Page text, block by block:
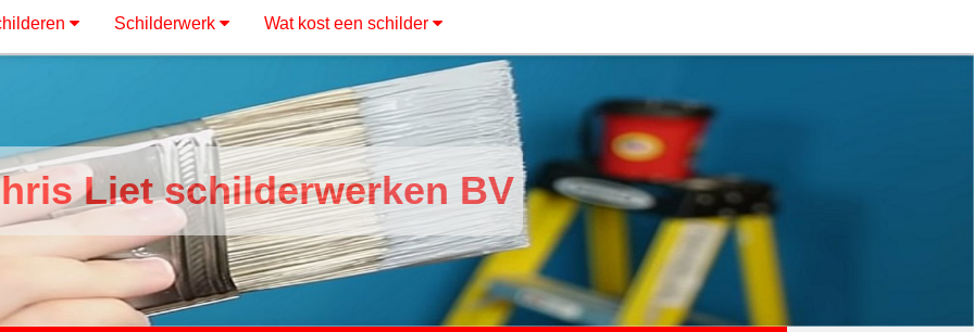
Schilderwerk Wat kost een schilder
Liet schilderwerken BV